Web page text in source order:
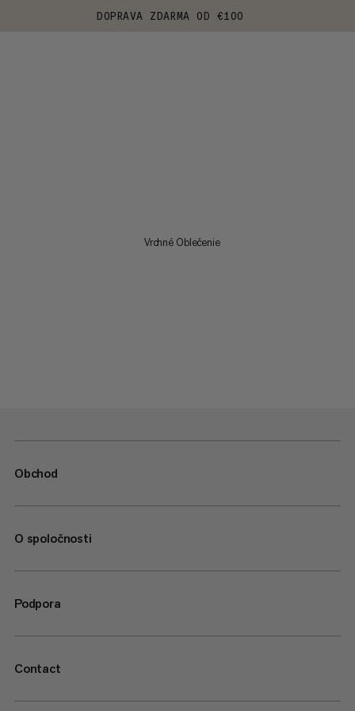
DOPRAVA ZDARMA OD €100
Vrchné Oblečenie
Obchod
O spoločnosti
Podpora
Contact